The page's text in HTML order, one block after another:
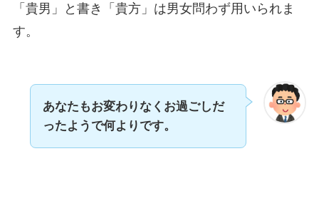
「貴男」と書き「貴方」は男女問わず用いられま
す。
あなたもお変わりなくお過ごしだ
ったようで何よりです。